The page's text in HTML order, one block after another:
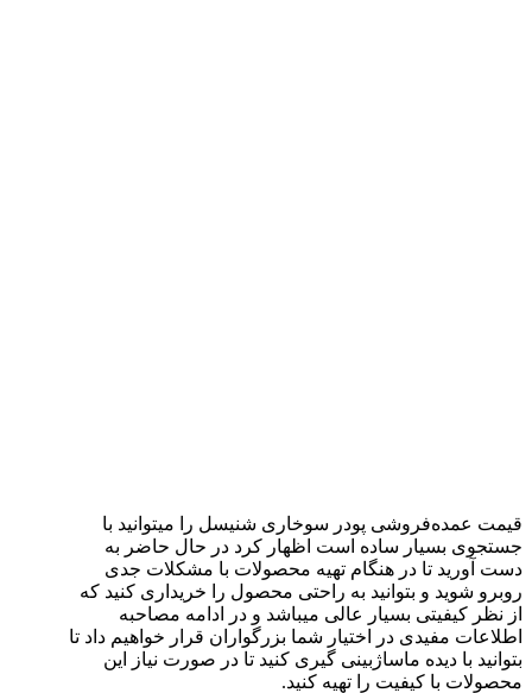
قیمت عمده‌فروشی پودر سوخاری شنیسل را میتوانید با
جستجوی بسیار ساده است اظهار کرد در حال حاضر به
دست آورید تا در هنگام تهیه محصولات با مشکلات جدی
روبرو شوید و بتوانید به راحتی محصول را خریداری کنید که
از نظر کیفیتی بسیار عالی میباشد و در ادامه مصاحبه
اطلاعات مفیدی در اختیار شما بزرگواران قرار خواهیم داد تا
بتوانید با دیده ماساژبینی گیری کنید تا در صورت نیاز این
محصولات با کیفیت را تهیه کنید.